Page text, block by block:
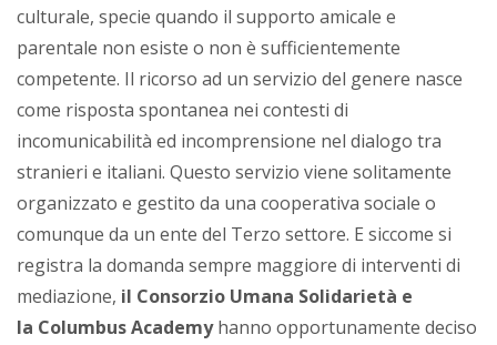
culturale, specie quando il supporto amicale e
parentale non esiste o non è sufficientemente
competente. Il ricorso ad un servizio del genere nasce
come risposta spontanea nei contesti di
incomunicabilità ed incomprensione nel dialogo tra
stranieri e italiani. Questo servizio viene solitamente
organizzato e gestito da una cooperativa sociale o
comunque da un ente del Terzo settore. E siccome si
registra la domanda sempre maggiore di interventi di
mediazione, il Consorzio Umana Solidarietà e
la Columbus Academyhanno opportunamente deciso